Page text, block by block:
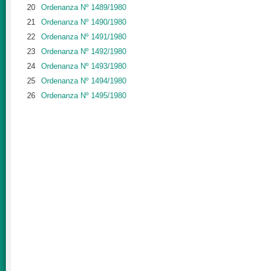
20
Ordenanza Nº 1489/1980
21
Ordenanza Nº 1490/1980
22
Ordenanza Nº 1491/1980
23
Ordenanza Nº 1492/1980
24
Ordenanza Nº 1493/1980
25
Ordenanza Nº 1494/1980
26
Ordenanza Nº 1495/1980